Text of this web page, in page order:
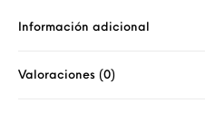
Información adicional
Valoraciones (0)